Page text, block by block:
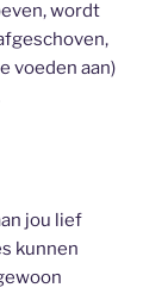
wordt
voeden aan)
jou lief
kunnen